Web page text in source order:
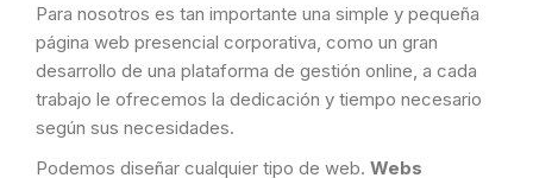
Para nosotros es tan importante una simple y pequeña
página web presencial corporativa, como un gran
desarrollo de una plataforma de gestión online, a cada
trabajo le ofrecemos la dedicación y tiempo necesario
según sus necesidades.
Podemos diseñar cualquier tipo de web. Webs